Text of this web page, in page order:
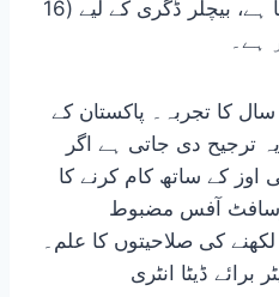
16) کے لیے نوکریوں کا اعلان کیا ہے، بیچلر ڈگری کے لیے
کا تجربہ۔ پاکستان کے
ترجیح دی جاتی ہے اگر
اوز کے ساتھ کام کرنے کا
آفس مضبوط
کی صلاحیتوں کا علم۔